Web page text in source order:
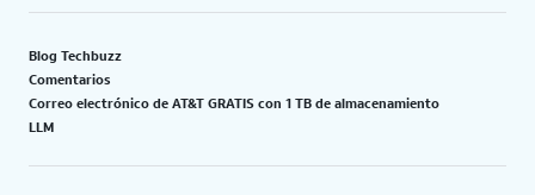
Blog Techbuzz
Comentarios
Correo electrónico de AT&T GRATIS con 1 TB de almacenamiento
LLM